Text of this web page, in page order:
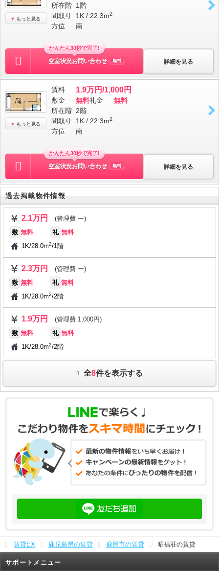
もっと見る
所在階 1階
間取り
1K / 22.3m2
方位 南
詳細を見る
かんたん30秒で完了!
空室状況お問い合わせ 無料
もっと見る
賃料 1.9万円/1,000円
敷金 無料礼金
無料
所在階 2階
間取り
1K / 22.3m2
方位 南
詳細を見る
かんたん30秒で完了!
空室状況お問い合わせ 無料
過去掲載物件情報
2.1万円
(管理費 ー)
敷 無料 礼 無料
1K/28.0m2/1階
2.3万円
(管理費 ー)
敷 無料 礼 無料
1K/28.0m2/2階
1.9万円
(管理費 1,000円)
敷 無料 礼 無料
1K/28.0m2/2階
全8件を表示する
賃貸EX 鹿児島県の賃貸 鹿屋市の賃貸 昭福荘の賃貸
サポートメニュー